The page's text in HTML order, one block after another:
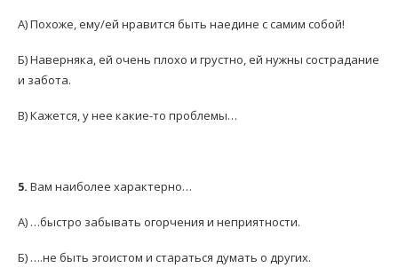
А) Похоже, ему/ей нравится быть наедине с самим собой!
Б) Наверняка, ей очень плохо и грустно, ей нужны сострадание
и забота.
В) Кажется, у нее какие-то проблемы…
5. Вам наиболее характерно…
А) …быстро забывать огорчения и неприятности.
Б) ….не быть эгоистом и стараться думать о других.